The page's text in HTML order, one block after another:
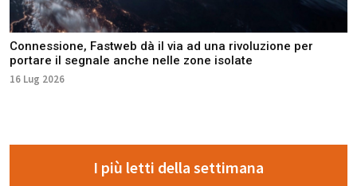
Connessione, Fastweb dà il via ad una rivoluzione per
portare il segnale anche nelle zone isolate
16 Lug 2026
I più letti della settimana